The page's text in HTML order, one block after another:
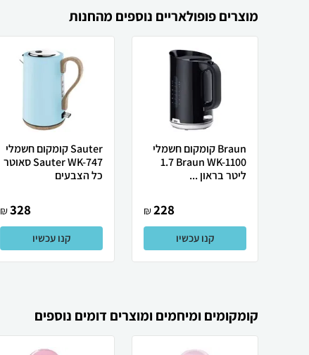
מוצרים פופולאריים נוספים מהחנות
Braun קומקום חשמלי
Braun WK-1100 ‏1.7
‏ליטר בראון ...
228
₪
קנו עכשיו
Sauter ‏קומקום חשמלי
Sauter WK-747 סאוטר
כל הצבעים
328
₪
קנו עכשיו
קומקומים ומיחמים ומוצרים דומים נוספים